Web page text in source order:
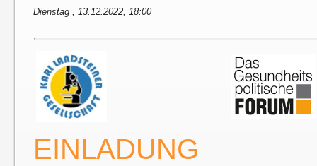
Dienstag , 13.12.2022, 18:00
EINLADUNG